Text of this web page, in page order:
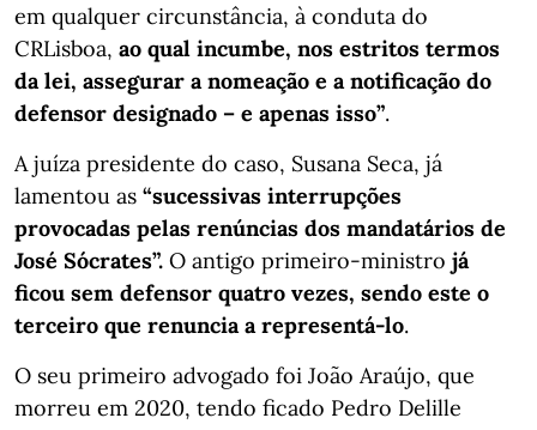
em qualquer circunstância, à conduta do
CRLisboa, ao qual incumbe, nos estritos termos
da lei, assegurar a nomeação e a notificação do
defensor designado – e apenas isso”.
A juíza presidente do caso, Susana Seca, já
lamentou as “sucessivas interrupções
provocadas pelas renúncias dos mandatários de
José Sócrates”. O antigo primeiro-ministro já
ficou sem defensor quatro vezes, sendo este o
terceiro que renuncia a representá-lo.
O seu primeiro advogado foi João Araújo, que
morreu em 2020, tendo ficado Pedro Delille